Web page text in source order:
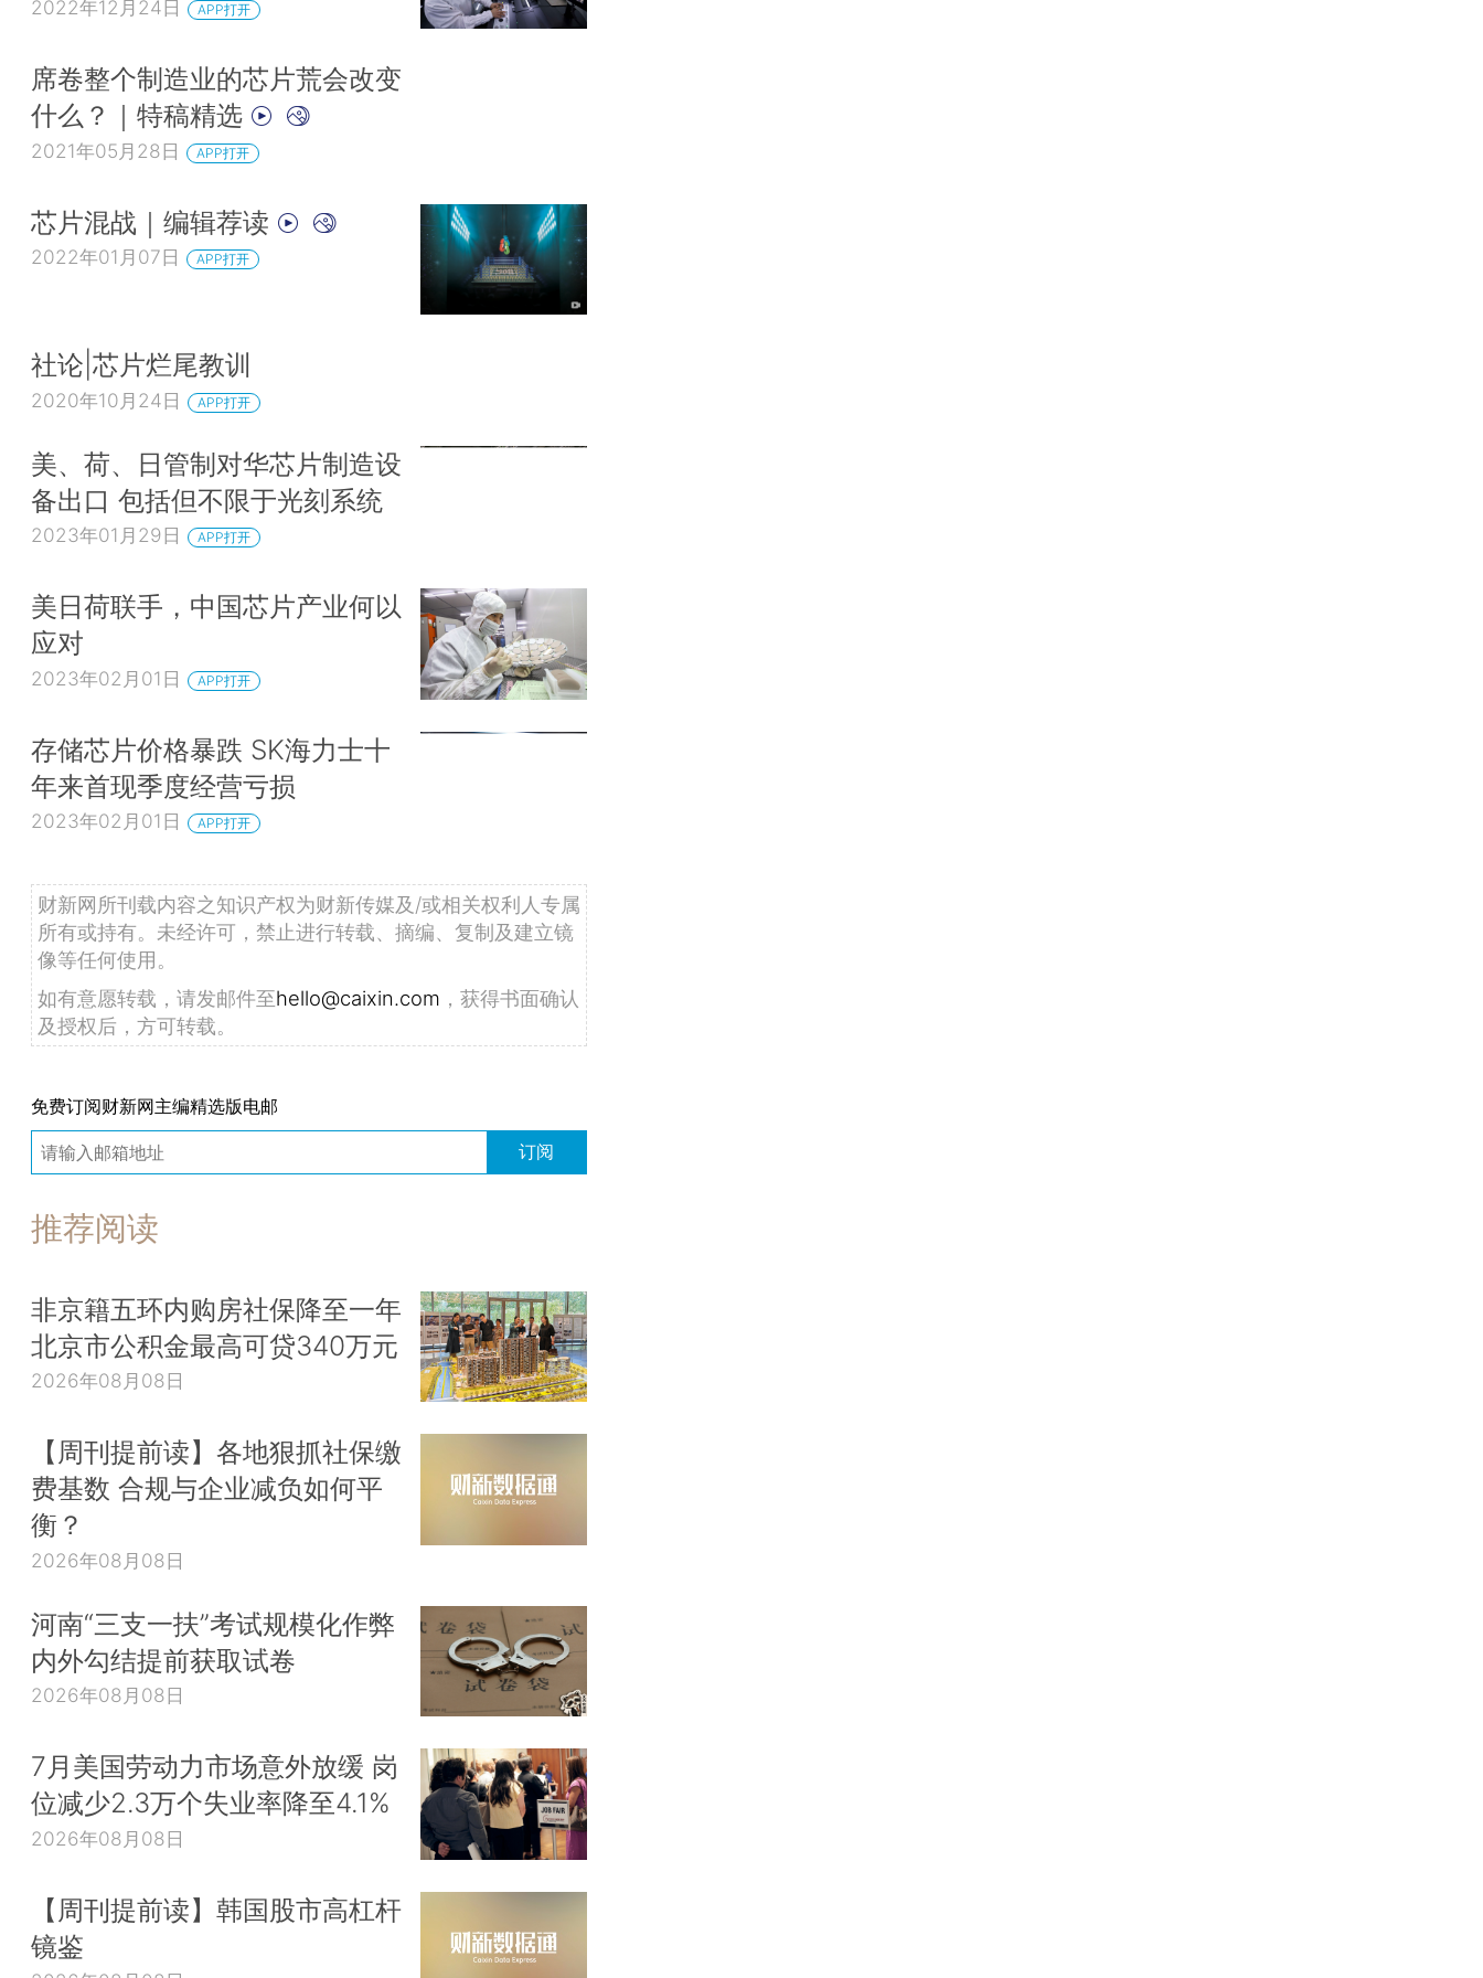
2022年12月24日 APP打开
席卷整个制造业的芯片荒会改变
什么？｜特稿精选
2021年05月28日 APP打开
芯片混战｜编辑荐读
2022年01月07日 APP打开
社论|芯片烂尾教训
2020年10月24日 APP打开
美、荷、日管制对华芯片制造设
备出口 包括但不限于光刻系统
2023年01月29日 APP打开
美日荷联手，中国芯片产业何以
应对
2023年02月01日 APP打开
存储芯片价格暴跌 SK海力士十
年来首现季度经营亏损
2023年02月01日 APP打开
财新网所刊载内容之知识产权为财新传媒及/或相关权利人专属
所有或持有。未经许可，禁止进行转载、摘编、复制及建立镜
像等任何使用。
如有意愿转载，请发邮件至hello@caixin.com ，获得书面确认
及授权后，方可转载。
免费订阅财新网主编精选版电邮
订阅
推荐阅读
非京籍五环内购房社保降至一年
北京市公积金最高可贷340万元
2026年08月08日
【周刊提前读】各地狠抓社保缴
费基数 合规与企业减负如何平
衡？
2026年08月08日
河南“三支一扶”考试规模化作弊
内外勾结提前获取试卷
2026年08月08日
7月美国劳动力市场意外放缓 岗
位减少2.3万个失业率降至4.1%
2026年08月08日
【周刊提前读】韩国股市高杠杆
镜鉴